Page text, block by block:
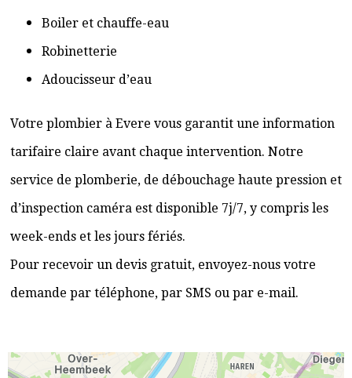
Boiler et chauffe-eau
Robinetterie
Adoucisseur d’eau
Votre plombier à Evere vous garantit une information
tarifaire claire avant chaque intervention. Notre
service de plomberie, de débouchage haute pression et
d’inspection caméra est disponible 7j/7, y compris les
week-ends et les jours fériés.
Pour recevoir un devis gratuit, envoyez-nous votre
demande par téléphone, par SMS ou par e-mail.